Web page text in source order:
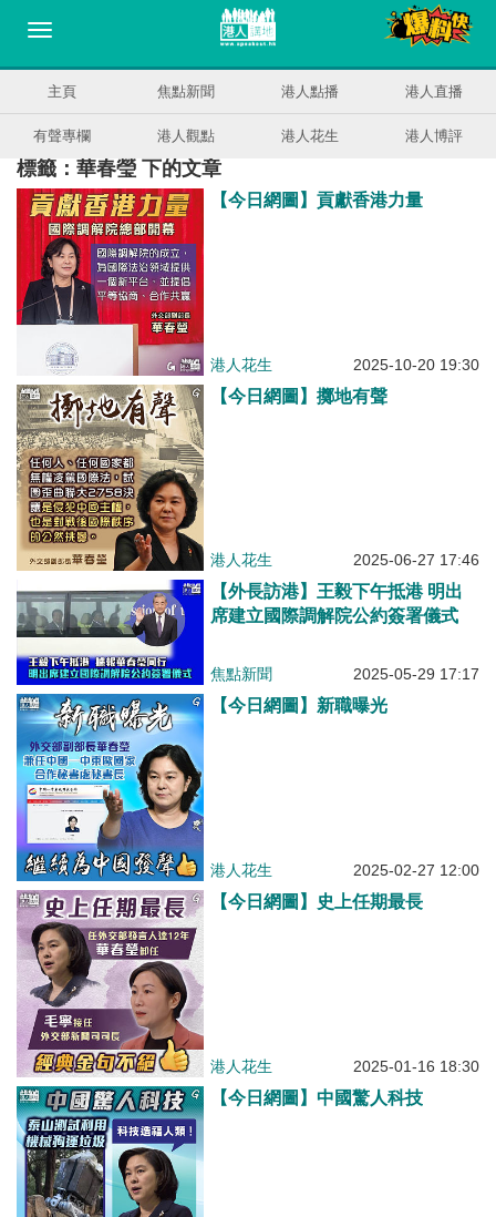
主頁 焦點新聞 港人點播 港人直播
有聲專欄 港人觀點 港人花生 港人博評
標籤：華春瑩 下的文章
【今日網圖】貢獻香港力量
港人花生 2025-10-20 19:30
【今日網圖】擲地有聲
港人花生 2025-06-27 17:46
【外長訪港】王毅下午抵港 明出
席建立國際調解院公約簽署儀式
焦點新聞 2025-05-29 17:17
【今日網圖】新職曝光
港人花生 2025-02-27 12:00
【今日網圖】史上任期最長
港人花生 2025-01-16 18:30
【今日網圖】中國驚人科技